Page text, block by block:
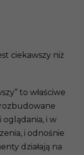
ciekawszy niż
to właściwe
rozbudowane
oglądania, i w
i odnośnie
działają na